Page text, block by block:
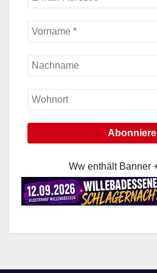
Ww enthält Banner